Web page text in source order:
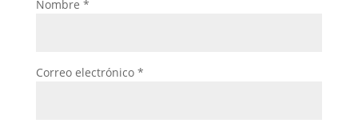
Nombre *
Correo electrónico *